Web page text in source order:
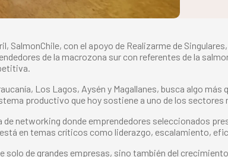
SalmonChile, con el apoyo de Realizarme de
de la macrozona sur con referentes de la
Los Lagos, Aysén y Magallanes, busca algo
productivo que hoy sostiene a uno de los sectores
de networking donde emprendedores seleccionados
en temas críticos como liderazgo, escalamiento,
solo de grandes empresas, sino también del